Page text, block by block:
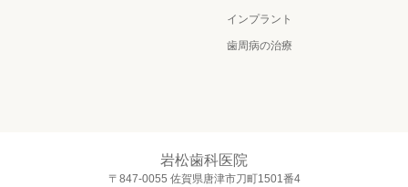
インプラント
歯周病の治療
岩松歯科医院
〒847-0055 佐賀県唐津市刀町1501番4